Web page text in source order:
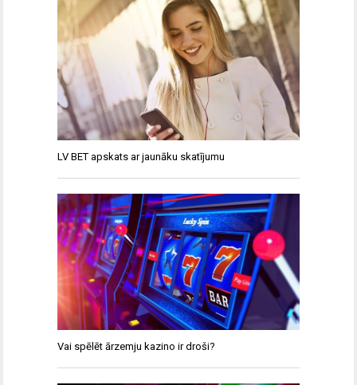
LV BET apskats ar jaunāku skatījumu
Vai spēlēt ārzemju kazino ir droši?